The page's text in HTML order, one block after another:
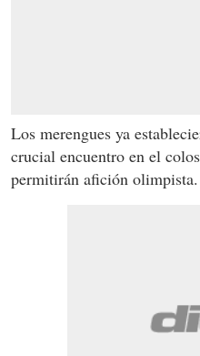
Los merengues ya
crucial encuentro en el
permitirán afición olimpista.